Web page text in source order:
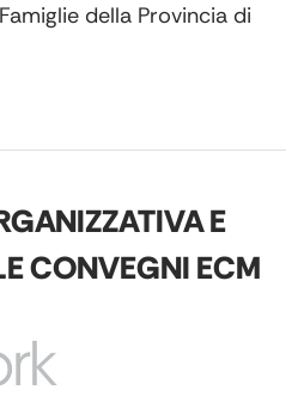
della Provincia di
E
CONVEGNI ECM